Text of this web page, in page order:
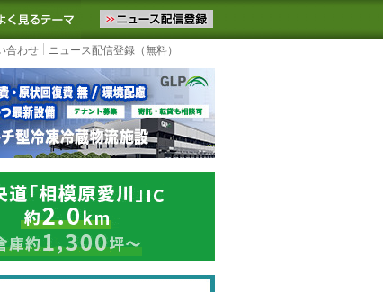
スをお届けします。物流ニュースメール配信を登録す
気に入りに追加 よく見るテーマ
合わせ ニュース配信登録（無料）